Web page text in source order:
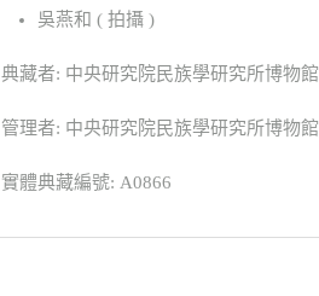
吳燕和 ( 拍攝 )
典藏者: 中央研究院民族學研究所博物館
管理者: 中央研究院民族學研究所博物館
實體典藏編號: A0866